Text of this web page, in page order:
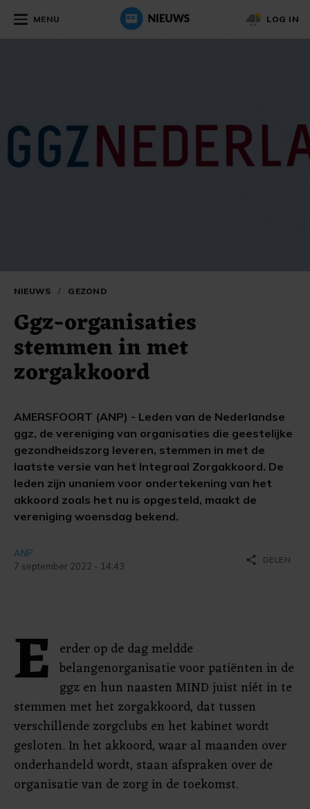
MENU LOG IN
NIEUWS / GEZOND
Ggz-organisaties
stemmen in met
zorgakkoord
AMERSFOORT (ANP) - Leden van de Nederlandse
ggz, de vereniging van organisaties die geestelijke
gezondheidszorg leveren, stemmen in met de
laatste versie van het Integraal Zorgakkoord. De
leden zijn unaniem voor ondertekening van het
akkoord zoals het nu is opgesteld, maakt de
vereniging woensdag bekend.
ANP
7 september 2022 - 14:43
share DELEN
E erder op de dag meldde
belangenorganisatie voor patiënten in de
ggz en hun naasten MIND juist níét in te
stemmen met het zorgakkoord, dat tussen
verschillende zorgclubs en het kabinet wordt
gesloten. In het akkoord, waar al maanden over
onderhandeld wordt, staan afspraken over de
organisatie van de zorg in de toekomst.